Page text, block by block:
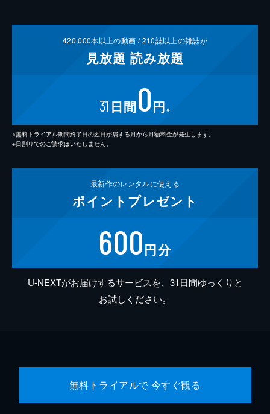
420,000本以上の動画 /210誌以上の雑誌が
見放題 読み放題
31 日間0円 ※
※無料トライアル期間終了日の翌日が属する月から月額料金が発生します。
※日割りでのご請求はいたしません。
最新作のレンタルに使える
ポイント プレゼント
600円分
U-NEXTがお届けするサービスを、31日間ゆっくりと
お試しください。
無料トライアルで 今すぐ観る